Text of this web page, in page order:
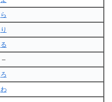
ら
り
る
–
ろ
わ